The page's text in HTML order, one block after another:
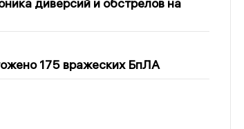
диверсий и обстрелов на
175 вражеских БпЛА